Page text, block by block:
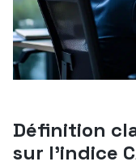
Définition
sur l’indice